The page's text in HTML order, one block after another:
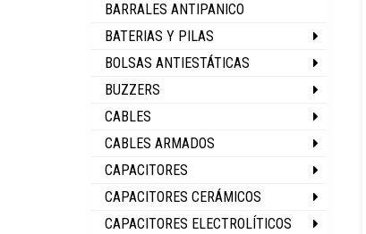
BARRALES ANTIPANICO
BATERIAS Y PILAS
BOLSAS ANTIESTÁTICAS
BUZZERS
CABLES
CABLES ARMADOS
CAPACITORES
CAPACITORES CERÁMICOS
CAPACITORES ELECTROLÍTICOS